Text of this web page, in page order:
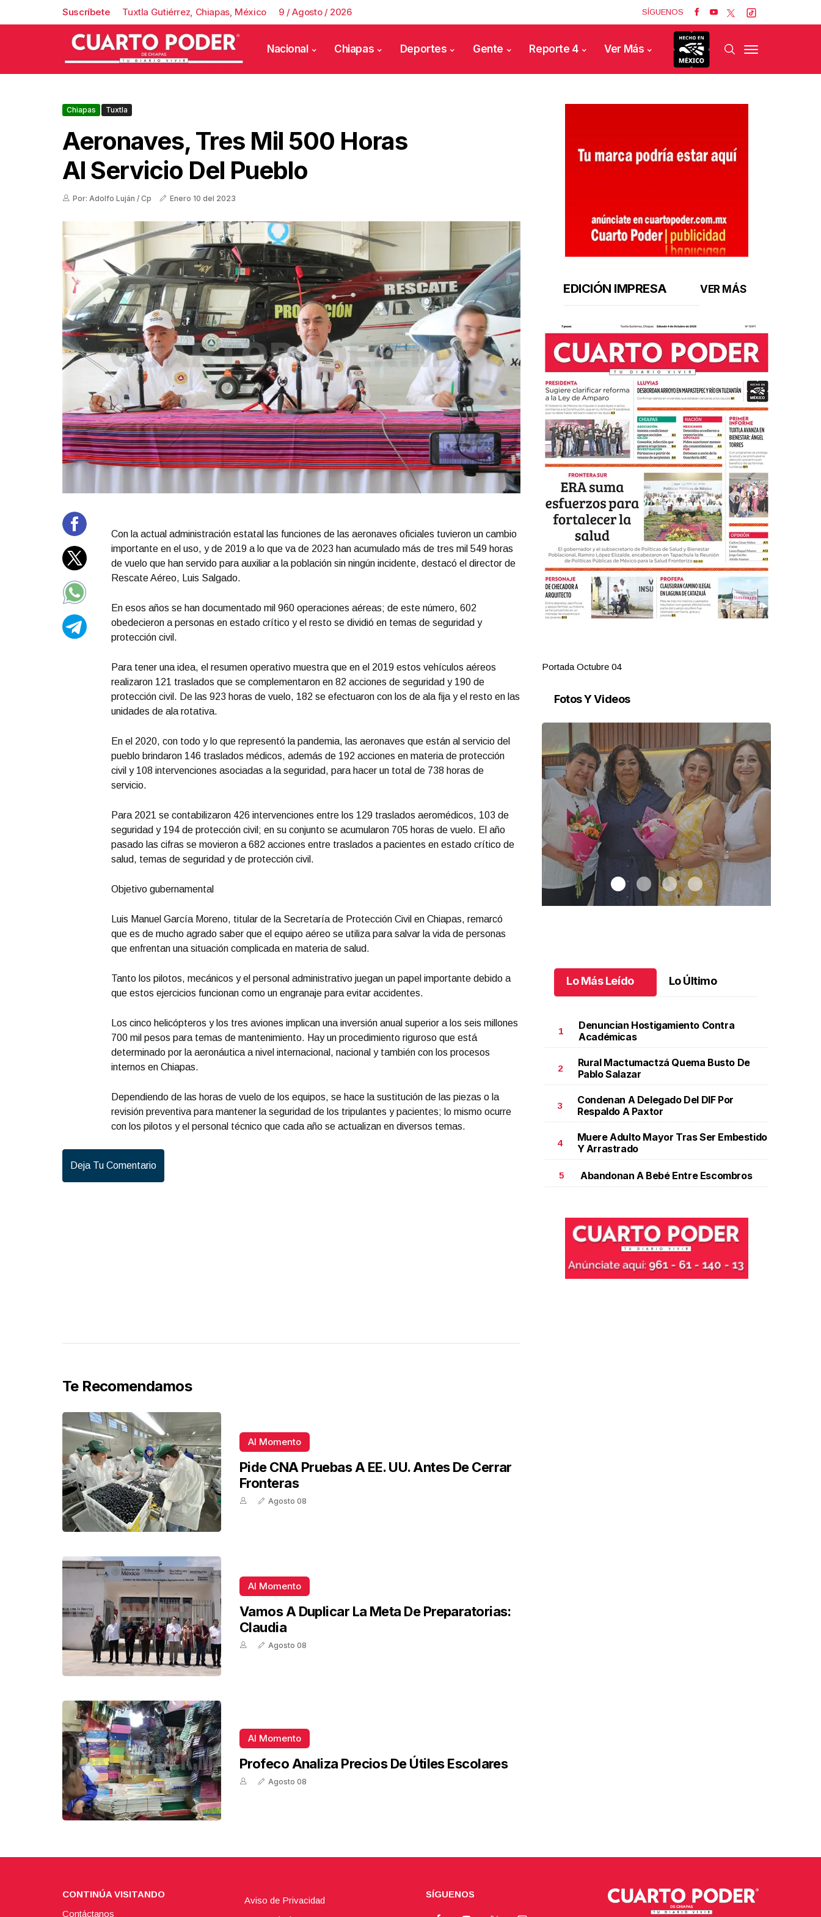
Suscríbete Tuxtla Gutiérrez, Chiapas, México 9 / Agosto / 2026 SÍGUENOS
Nacional Chiapas Deportes Gente Reporte 4 Ver Más
Chiapas Tuxtla
Aeronaves, Tres Mil 500 Horas
Al Servicio Del Pueblo
Por: Adolfo Luján / Cp Enero 10 del 2023
Con la actual administración estatal las funciones de las aeronaves oficiales tuvieron un cambio
importante en el uso, y de 2019 a lo que va de 2023 han acumulado más de tres mil 549 horas
de vuelo que han servido para auxiliar a la población sin ningún incidente, destacó el director de
Rescate Aéreo, Luis Salgado.
En esos años se han documentado mil 960 operaciones aéreas; de este número, 602
obedecieron a personas en estado crítico y el resto se dividió en temas de seguridad y
protección civil.
Para tener una idea, el resumen operativo muestra que en el 2019 estos vehículos aéreos
realizaron 121 traslados que se complementaron en 82 acciones de seguridad y 190 de
protección civil. De las 923 horas de vuelo, 182 se efectuaron con los de ala fija y el resto en las
unidades de ala rotativa.
En el 2020, con todo y lo que representó la pandemia, las aeronaves que están al servicio del
pueblo brindaron 146 traslados médicos, además de 192 acciones en materia de protección
civil y 108 intervenciones asociadas a la seguridad, para hacer un total de 738 horas de
servicio.
Para 2021 se contabilizaron 426 intervenciones entre los 129 traslados aeromédicos, 103 de
seguridad y 194 de protección civil; en su conjunto se acumularon 705 horas de vuelo. El año
pasado las cifras se movieron a 682 acciones entre traslados a pacientes en estado crítico de
salud, temas de seguridad y de protección civil.
Objetivo gubernamental
Luis Manuel García Moreno, titular de la Secretaría de Protección Civil en Chiapas, remarcó
que es de mucho agrado saber que el equipo aéreo se utiliza para salvar la vida de personas
que enfrentan una situación complicada en materia de salud.
Tanto los pilotos, mecánicos y el personal administrativo juegan un papel importante debido a
que estos ejercicios funcionan como un engranaje para evitar accidentes.
Los cinco helicópteros y los tres aviones implican una inversión anual superior a los seis millones
700 mil pesos para temas de mantenimiento. Hay un procedimiento riguroso que está
determinado por la aeronáutica a nivel internacional, nacional y también con los procesos
internos en Chiapas.
Dependiendo de las horas de vuelo de los equipos, se hace la sustitución de las piezas o la
revisión preventiva para mantener la seguridad de los tripulantes y pacientes; lo mismo ocurre
con los pilotos y el personal técnico que cada año se actualizan en diversos temas.
Deja Tu Comentario
Te Recomendamos
Al Momento
Pide CNA Pruebas A EE. UU. Antes De Cerrar
Fronteras
Agosto 08
Al Momento
Vamos A Duplicar La Meta De Preparatorias:
Claudia
Agosto 08
Al Momento
Profeco Analiza Precios De Útiles Escolares
Agosto 08
EDICIÓN IMPRESA VER MÁS
Portada Octubre 01 Portada Octubre 04
Fotos Y Videos
Octubre 03 l 10 Visitas
Una emotiva jubilación en educación especial.Una
emotiva jubilación en educación especial
Octubre 04 l
Lo Más Leído Lo Último
1
Denuncian Hostigamiento Contra
Académicas
2
Rural Mactumactzá Quema Busto De
Pablo Salazar
3
Condenan A Delegado Del DIF Por
Respaldo A Paxtor
4
Muere Adulto Mayor Tras Ser Embestido
Y Arrastrado
5 Abandonan A Bebé Entre Escombros
CONTINÚA VISITANDO
Contáctanos
Aviso de Privacidad
SÍGUENOS